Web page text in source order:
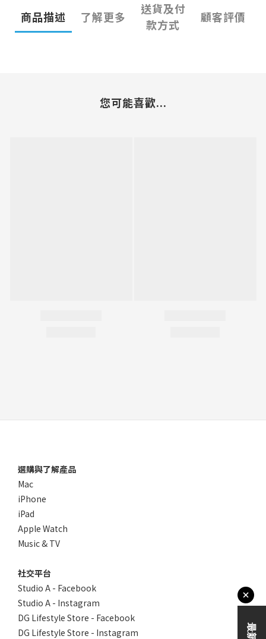
商品描述 了解更多
送貨及付
款方式
顧客評價
您可能喜歡...
選購與了解產品
Mac
iPhone
iPad
Apple Watch
Music & TV
社交平台
Studio A - Facebook
Studio A - Instagram
DG Lifestyle Store - Facebook
DG Lifestyle Store - Instagram